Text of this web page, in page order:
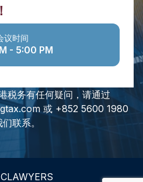
议时间
- 5:00 PM
税务有任何疑问，请通过
或 +852 5600 1980
联系。